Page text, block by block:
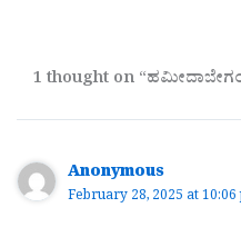
1 thought on
Anonymous
February 28, 2025 at